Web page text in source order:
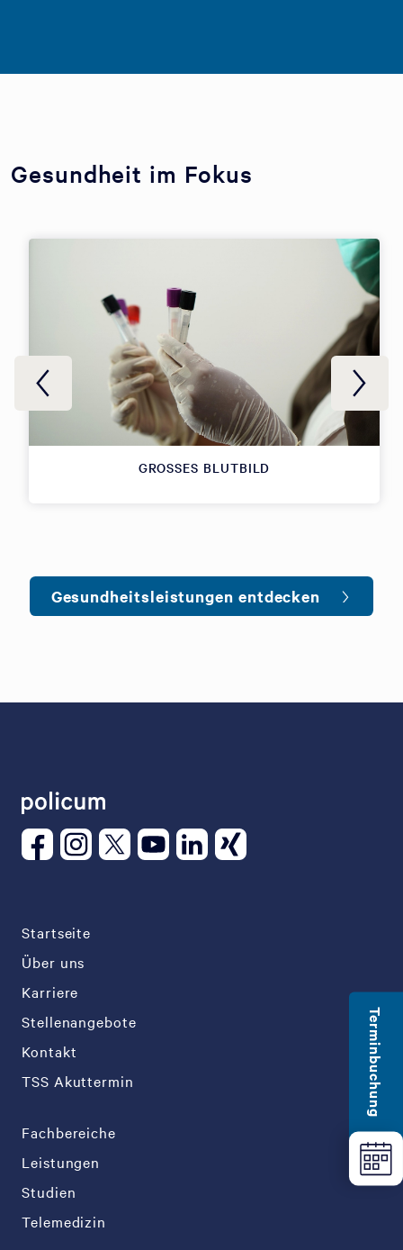
Gesundheit im Fokus
GROSSES BLUTBILD
Gesundheitsleistungen entdecken
Startseite
Über uns
Karriere
Stellenangebote
Kontakt
TSS Akuttermin
Fachbereiche
Leistungen
Studien
Telemedizin
Terminbuchung